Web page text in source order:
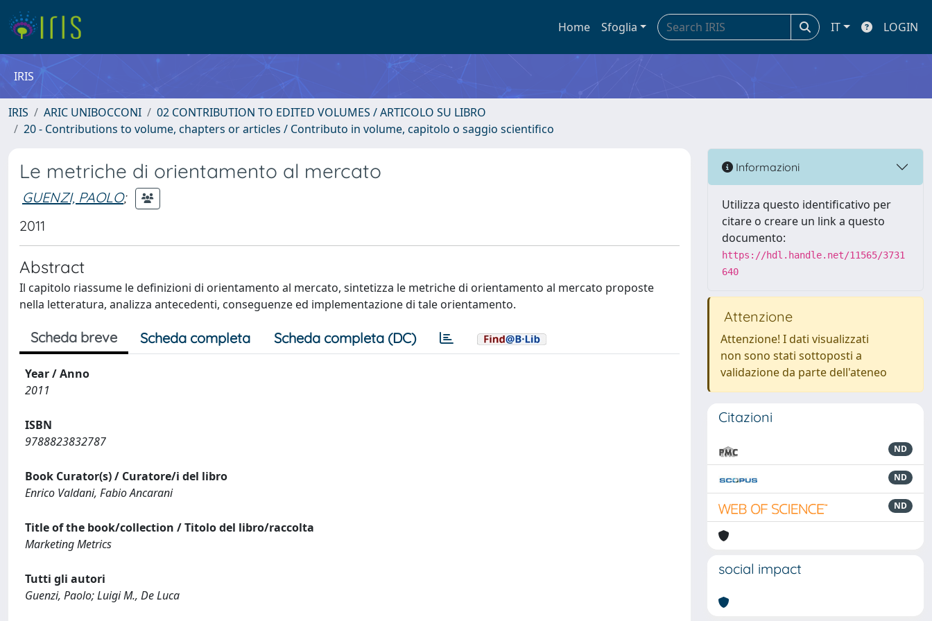
Home Sfoglia IT LOGIN
IRIS
IRIS ARIC UNIBOCCONI
02 CONTRIBUTION TO EDITED VOLUMES / ARTICOLO SU LIBRO
20 - Contributions to volume, chapters or articles / Contributo in volume, capitolo o saggio scientifico
Le metriche di orientamento al mercato
GUENZI, PAOLO;
2011
Abstract
Il capitolo riassume le definizioni di orientamento al mercato, sintetizza le metriche di orientamento al mercato proposte
nella letteratura, analizza antecedenti, conseguenze ed implementazione di tale orientamento.
Scheda breve Scheda completa Scheda completa (DC)
Year / Anno
2011
ISBN
9788823832787
Book Curator(s) / Curatore/i del libro
Enrico Valdani, Fabio Ancarani
Title of the book/collection / Titolo del libro/raccolta
Marketing Metrics
Tutti gli autori
Guenzi, Paolo; Luigi M., De Luca
Informazioni
Utilizza questo identificativo per
citare o creare un link a questo
documento:
https://hdl.handle.net/11565/3731
640
Attenzione
Attenzione! I dati visualizzati
non sono stati sottoposti a
validazione da parte dell'ateneo
Citazioni
ND
ND
ND
social impact